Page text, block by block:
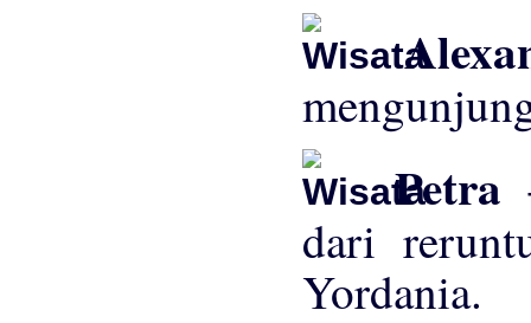
Petra
dari
Yordania.